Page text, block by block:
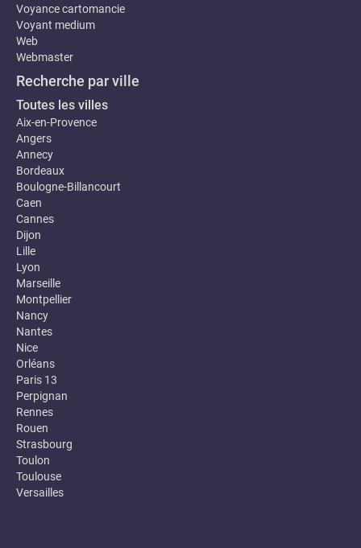
Voyance cartomancie
Voyant medium
Web
Webmaster
Recherche par ville
Toutes les villes
Aix-en-Provence
Angers
Annecy
Bordeaux
Boulogne-Billancourt
Caen
Cannes
Dijon
Lille
Lyon
Marseille
Montpellier
Nancy
Nantes
Nice
Orléans
Paris 13
Perpignan
Rennes
Rouen
Strasbourg
Toulon
Toulouse
Versailles